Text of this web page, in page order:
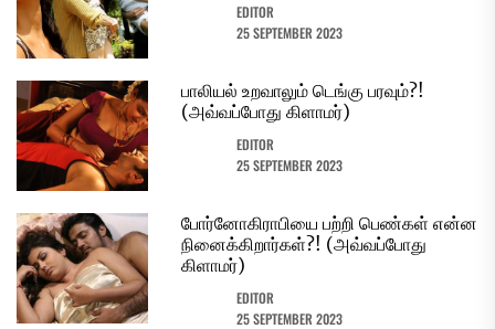
EDITOR
25 SEPTEMBER 2023
பாலியல் உறவாலும் டெங்கு பரவும்?!
(அவ்வப்போது கிளாமர்)
EDITOR
25 SEPTEMBER 2023
போர்னோகிராபியை பற்றி பெண்கள் என்ன
நினைக்கிறார்கள்?! (அவ்வப்போது
கிளாமர்)
EDITOR
25 SEPTEMBER 2023